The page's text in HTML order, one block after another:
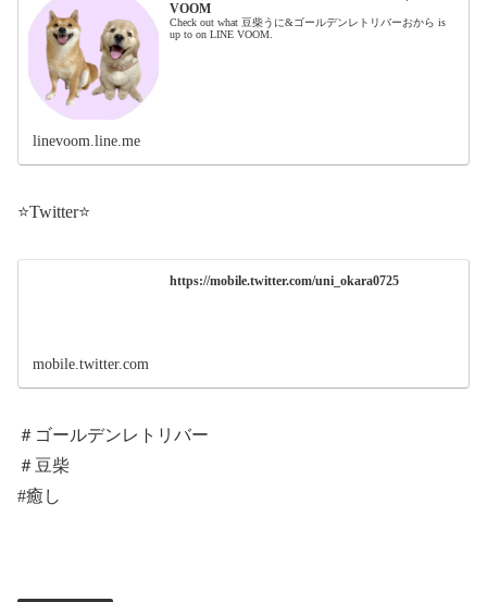
VOOM
Check out what 豆柴うに&ゴールデンレトリバーおから is
up to on LINE VOOM.
linevoom.line.me
⭐️Twitter⭐️
https://mobile.twitter.com/uni_okara0725
mobile.twitter.com
＃ゴールデンレトリバー
＃豆柴
#癒し